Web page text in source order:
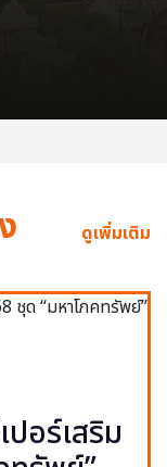
ดูเพิ่มเติม
อร์เสริม